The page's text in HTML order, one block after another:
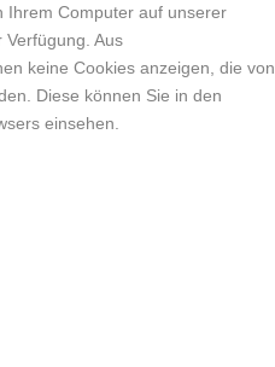
Ihrem Computer auf unserer
Verfügung. Aus
keine Cookies anzeigen, die von
Diese können Sie in den
einsehen.